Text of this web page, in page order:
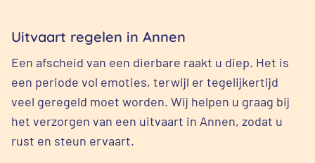
Uitvaart regelen in Annen
Een afscheid van een dierbare raakt u diep. Het is
een periode vol emoties, terwijl er tegelijkertijd
veel geregeld moet worden. Wij helpen u graag bij
het verzorgen van een uitvaart in Annen, zodat u
rust en steun ervaart.